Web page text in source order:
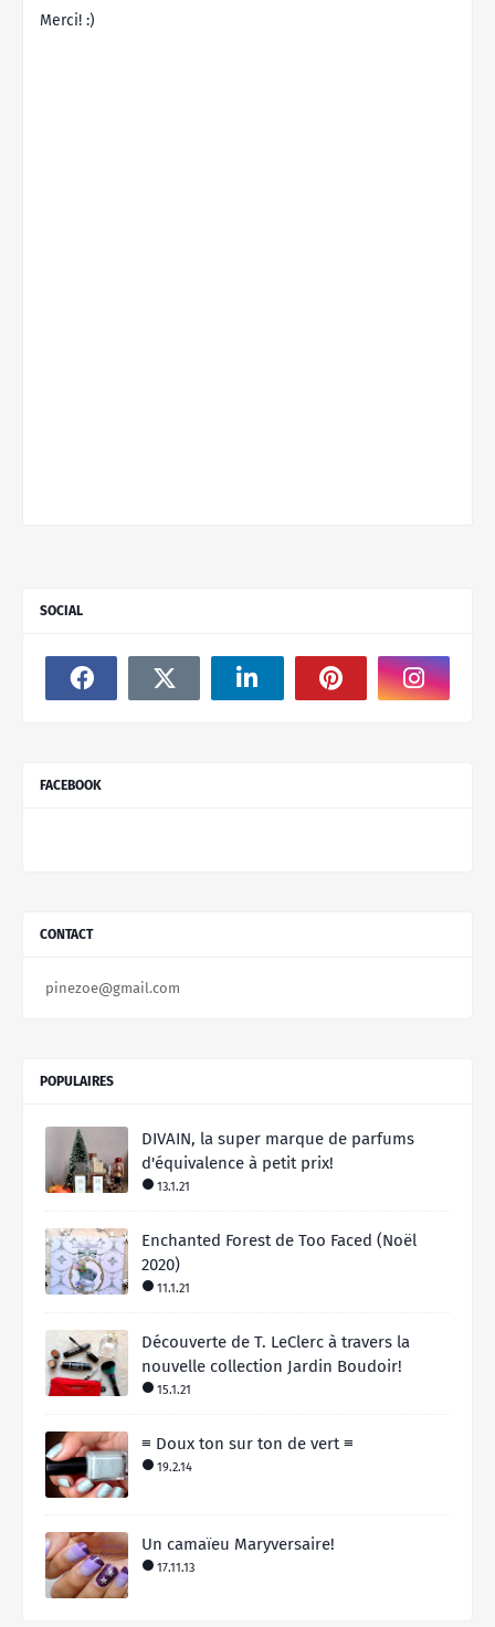
Merci! :)
SOCIAL
FACEBOOK
CONTACT
pinezoe@gmail.com
POPULAIRES
DIVAIN, la super marque de parfums
d'équivalence à petit prix!
13.1.21
Enchanted Forest de Too Faced (Noël
2020)
11.1.21
Découverte de T. LeClerc à travers la
nouvelle collection Jardin Boudoir!
15.1.21
≡ Doux ton sur ton de vert ≡
19.2.14
Un camaïeu Maryversaire!
17.11.13